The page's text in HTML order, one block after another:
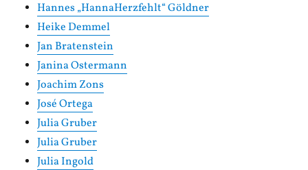
Hannes „HannaHerzfehlt“ Göldner
Heike Demmel
Jan Bratenstein
Janina Ostermann
Joachim Zons
José Ortega
Julia Gruber
Julia Gruber
Julia Ingold